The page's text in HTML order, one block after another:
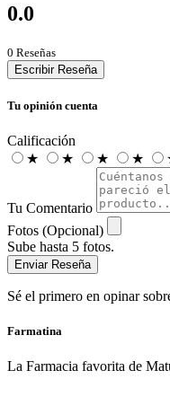
0.0
0 Reseñas
Escribir Reseña
Tu opinión cuenta
Calificación
★
★ ★ ★
Tu Comentario
Fotos (Opcional)
Sube hasta 5 fotos.
Enviar Reseña
Sé el primero en opinar
Farmatina
La Farmacia favorita de